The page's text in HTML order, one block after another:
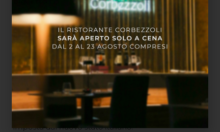
Se ami l’arte all’interno della Pinacoteca potrai
ammirare i capolavori diVitale da Bologna, Giotto,
Parmigianino e Raffaello , oltre ai grandi maestri
della pittura bolognese, tra cuii Carracci, Guido
Reni, Guercino, Domenichino e Albani
originario venne successivamente ampliato con una
straordinaria collezione di quasi mille dipinti, frutto
delle confische di chiese e conventi da parte delle
truppe napoleoniche a Bologna tra il 1797 e il 1810, e
successivamente, dopo le confische del 1866,
imposta dal nuovo stato italiano.